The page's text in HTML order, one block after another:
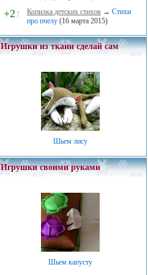
+2↑ Копилка детских стихов → Стихи
про пчелу (16 марта 2015)
Игрушки из ткани сделай сам
Шьем лису
Игрушки своими руками
Шьем капусту